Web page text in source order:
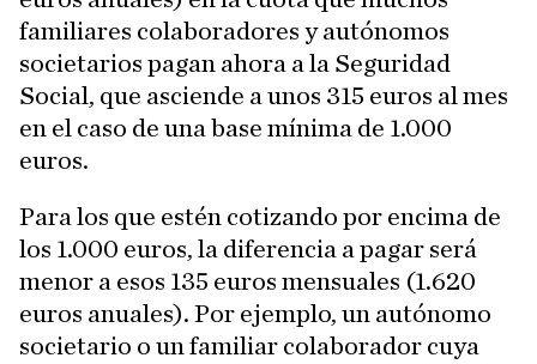
familiares colaboradores y autónomos
societarios pagan ahora a la Seguridad
Social, que asciende a unos 315 euros al mes
en el caso de una base mínima de 1.000
euros.
Para los que estén cotizando por encima de
los 1.000 euros, la diferencia a pagar será
menor a esos 135 euros mensuales (1.620
euros anuales). Por ejemplo, un autónomo
societario o un familiar colaborador cuya